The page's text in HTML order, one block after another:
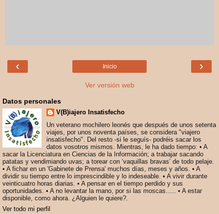
‹ ›
Inicio
Ver versión web
Datos personales
V(B)iajero Insatisfecho
Un veterano mochilero leonés que después de unos setenta
viajes, por unos noventa países, se considera "viajero
insatisfecho". Del resto -si le seguís- podréis sacar los
datos vosotros mismos. Mientras, le ha dado tiempo: • A
sacar la Licenciatura en Ciencias de la Información; a trabajar sacando
patatas y vendimiando uvas; a torear con ‘vaquillas bravas’ de todo pelaje.
• A fichar en un 'Gabinete de Prensa' muchos días, meses y años. • A
dividir su tiempo entre lo imprescindible y lo indeseable. • A vivir durante
veinticuatro horas diarias. • A pensar en el tiempo perdido y sus
oportunidades. • A no levantar la mano, por si las moscas….. • A estar
disponible, como ahora. ¿Alguien le quiere?.
Ver todo mi perfil